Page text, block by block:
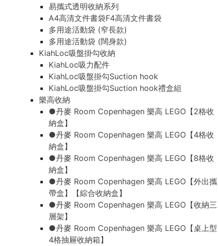
易攜式透明收納系列
A4高清文件書袋F4高清文件書袋
多用途活動袋 (窄長款)
多用途活動袋 (闊身款)
KiahLoc吸盤掛勾收納
KiahLoc吸力配件
KiahLoc吸盤掛勾Suction hook
KiahLoc吸盤掛勾Suction hook禮盒組
樂高收納
●丹麥 Room Copenhagen 樂高 LEGO【2格收
納盒】
●丹麥 Room Copenhagen 樂高 LEGO【4格收
納盒】
●丹麥 Room Copenhagen 樂高 LEGO【8格收
納盒】
●丹麥 Room Copenhagen 樂高 LEGO【外出攜
帶盒】【綜合收納盒】
●丹麥 Room Copenhagen 樂高 LEGO【收納三
層架】
●丹麥 Room Copenhagen 樂高 LEGO【桌上型
4格抽屜收納箱】